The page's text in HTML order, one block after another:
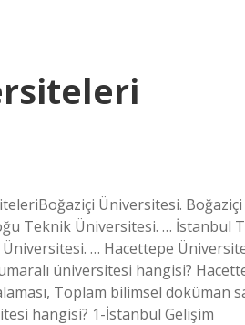
Üniversitesi. Boğaziçi
Teknik Üniversitesi. … İstanbul
… Hacettepe
üniversitesi hangisi?
Toplam bilimsel doküman
hangisi? 1-İstanbul Gelişim